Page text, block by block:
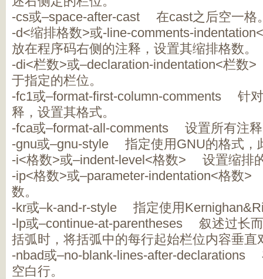
-cs或–space-after-cast 在cast之后空一格
-d<缩排格数>或-line-comments-
放在程序码右侧的注释，设置其缩排格数。
-di<栏数>或–declaration-indentation<栏
于指定的栏位。
-fc1或–format-first-column-comments 针
释，设置其格式。
-fca或–format-all-comments 设置所有注
-gnu或–gnu-style 指定使用GNU的格式，
-i<格数>或–indent-level<格数> 设置缩排
-ip<格数>或–parameter-indentation<格数
数。
-kr或–k-and-r-style 指定使用
-lp或–continue-at-parentheses 叙述过长
括弧时，将括弧中的每行起始栏位内容垂直
-nbad或–no-blank-lines-after-declarations
空白行。